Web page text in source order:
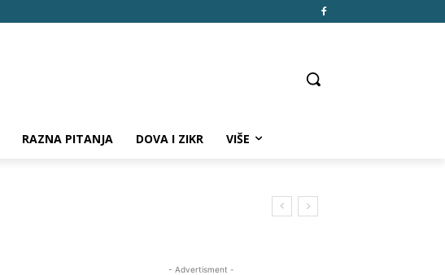
RAZNA PITANJA DOVA I ZIKR VIŠE
- Advertisment -